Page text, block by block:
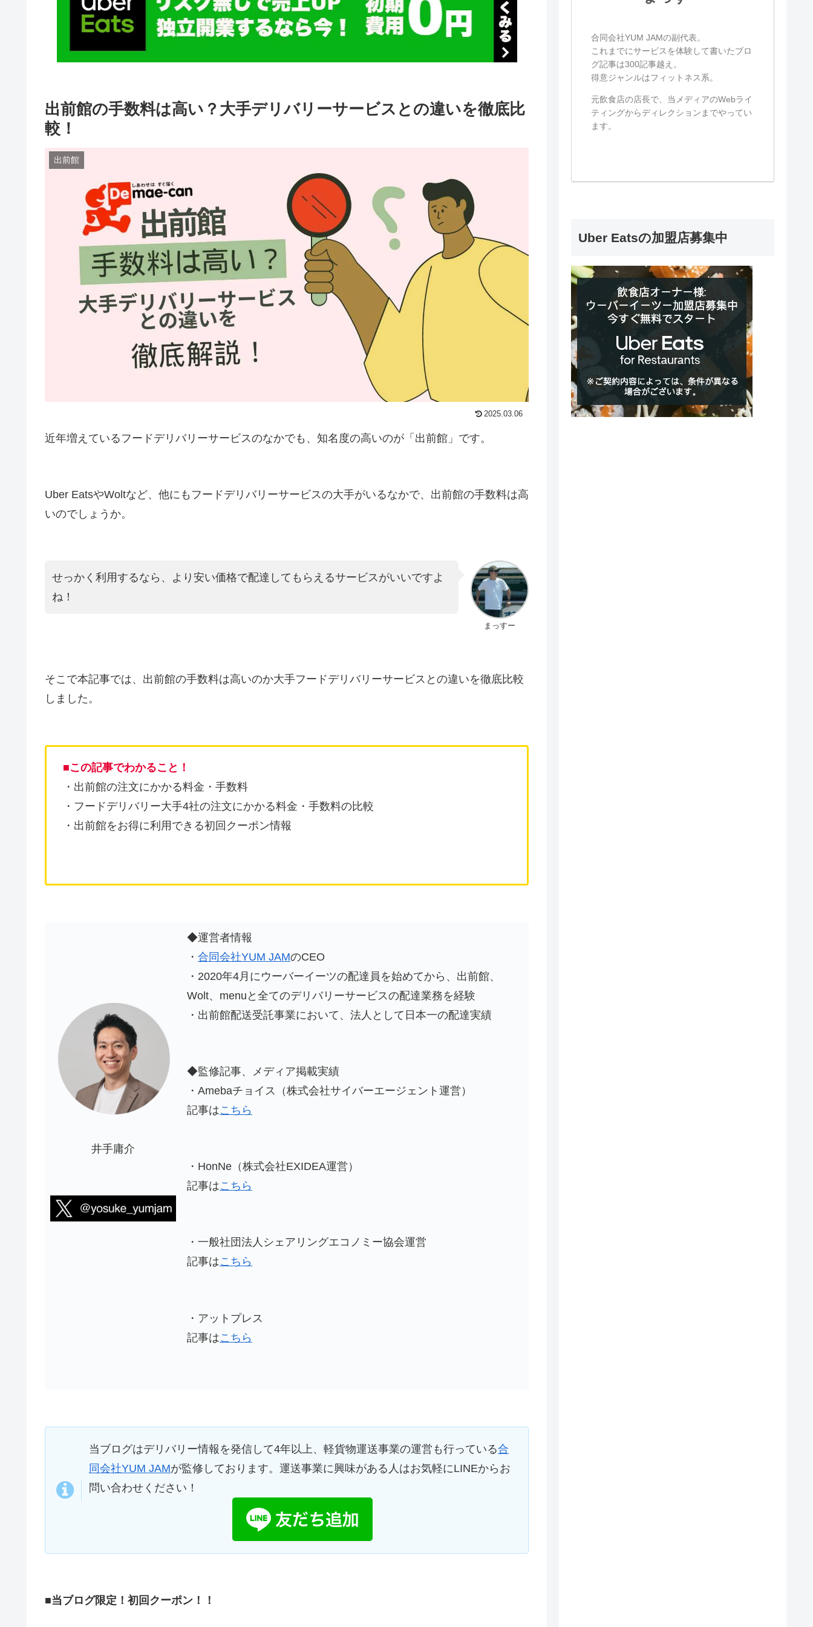
出前館の手数料は高い？大手デリバリーサービスとの違いを徹底比
較！
出前館
2025.03.06
近年増えているフードデリバリーサービスのなかでも、知名度の高いのが「出前館」です。
Uber EatsやWoltなど、他にもフードデリバリーサービスの大手がいるなかで、出前館の手数料は高
いのでしょうか。
まっすー
せっかく利用するなら、より安い価格で配達してもらえるサービスがいいですよ
ね！
そこで本記事では、出前館の手数料は高いのか大手フードデリバリーサービスとの違いを徹底比較
しました。
■この記事でわかること！
・出前館の注文にかかる料金・手数料
・フードデリバリー大手4社の注文にかかる料金・手数料の比較
・出前館をお得に利用できる初回クーポン情報
井手庸介
◆運営者情報
・ 合同会社YUM JAMのCEO
・2020年4月にウーバーイーツの配達員を始めてから、出前館、
Wolt、menuと全てのデリバリーサービスの配達業務を経験
・出前館配送受託事業において、法人として日本一の配達実績
◆監修記事、メディア掲載実績
・Amebaチョイス（株式会社サイバーエージェント運営）
記事はこちら
・HonNe（株式会社EXIDEA運営）
記事はこちら
・一般社団法人シェアリングエコノミー協会運営
記事はこちら
・アットプレス
記事はこちら
当ブログはデリバリー情報を発信して4年以上、軽貨物運送事業の運営も行っている合
同会社YUM JAMが監修しております。運送事業に興味がある人はお気軽にLINEからお
問い合わせください！
■当ブログ限定！初回クーポン！！
合同会社YUM JAMの副代表。
これまでにサービスを体験して書いたブロ
グ記事は300記事越え。
得意ジャンルはフィットネス系。
元飲食店の店長で、当メディアのWebライ
ティングからディレクションまでやってい
ます。
Uber Eatsの加盟店募集中